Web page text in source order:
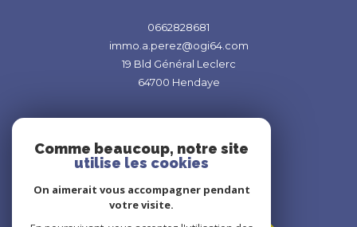
0662828681
immo.a.perez@ogi64.com
19 Bld Général Leclerc
64700
Hendaye
Adhérents
Comme beaucoup, notre site
utilise les cookies
On aimerait vous accompagner pendant
votre visite.